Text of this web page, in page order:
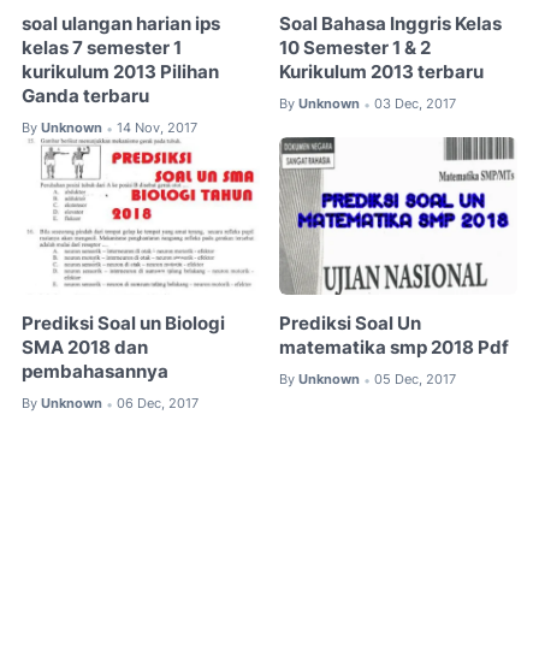
soal ulangan harian ips
kelas 7 semester 1
kurikulum 2013 Pilihan
Ganda terbaru
By Unknown • 14 Nov, 2017
Soal Bahasa Inggris Kelas
10 Semester 1 & 2
Kurikulum 2013 terbaru
By Unknown • 03 Dec, 2017
Prediksi Soal un Biologi
SMA 2018 dan
pembahasannya
By Unknown • 06 Dec, 2017
Prediksi Soal Un
matematika smp 2018 Pdf
By Unknown • 05 Dec, 2017